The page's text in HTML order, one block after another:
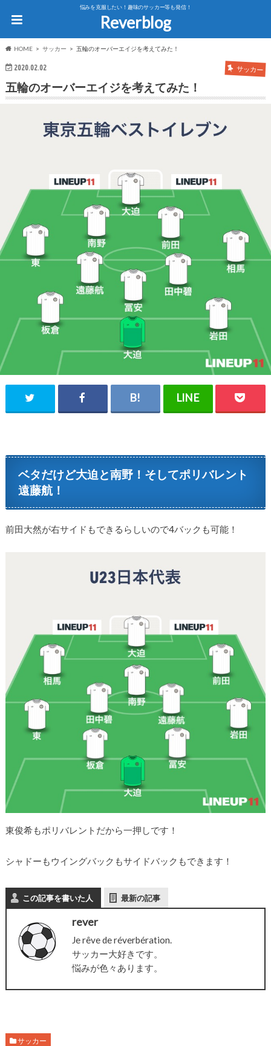
悩みを克服したい！趣味のサッカー等も発信！
Reverblog
HOME サッカー 五輪のオーバーエイジを考えてみた！
2020.02.02 サッカー
五輪のオーバーエイジを考えてみた！
ベタだけど大迫と南野！そしてポリバレント
遠藤航！
前田大然が右サイドもできるらしいので4バックも可能！
東俊希もポリバレントだから一押しです！
シャドーもウイングバックもサイドバックもできます！
この記事を書いた人 最新の記事
rever
Je rêve de réverbération.
サッカー大好きです。
悩みが色々あります。
サッカー